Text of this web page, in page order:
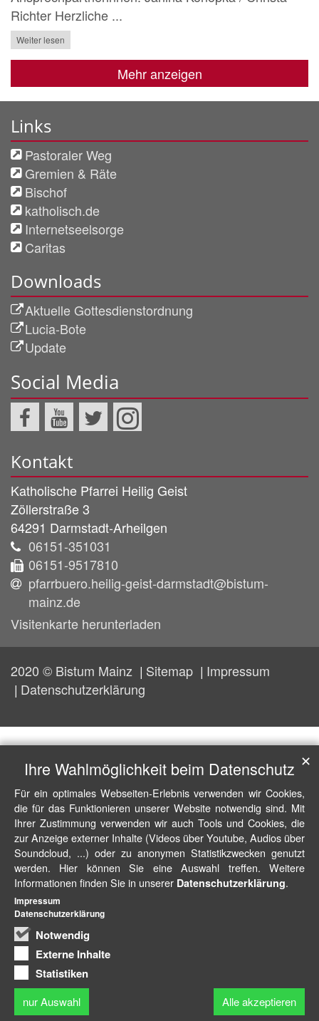
Richter Herzliche ...
Weiter lesen
Mehr anzeigen
Links
Pastoraler Weg
Gremien & Räte
Bischof
katholisch.de
Internetseelsorge
Caritas
Downloads
Aktuelle Gottesdienstordnung
Lucia-Bote
Update
Social Media
Kontakt
Katholische Pfarrei Heilig Geist
Zöllerstraße 3
64291 Darmstadt-Arheilgen
06151-351031
06151-9517810
pfarrbuero.heilig-geist-darmstadt@bistum-
mainz.de
Visitenkarte herunterladen
2020 © Bistum Mainz Sitemap
Impressum
Datenschutzerklärung
Ihre Wahlmöglichkeit beim Datenschutz
Für ein optimales Webseiten-Erlebnis verwenden wir Cookies,
die für das Funktionieren unserer Website notwendig sind. Mit
Ihrer Zustimmung verwenden wir auch Tools und Cookies, die
zur Anzeige externer Inhalte (Videos über Youtube, Audios über
Soundcloud, ...) oder zu anonymen Statistikzwecken genutzt
werden. Hier können Sie eine Auswahl treffen. Weitere
Informationen finden Sie in unserer Datenschutzerklärung.
Notwendig
Externe Inhalte
Statistiken
nur Auswahl Alle akzeptieren
✕
Impressum
Datenschutzerklärung